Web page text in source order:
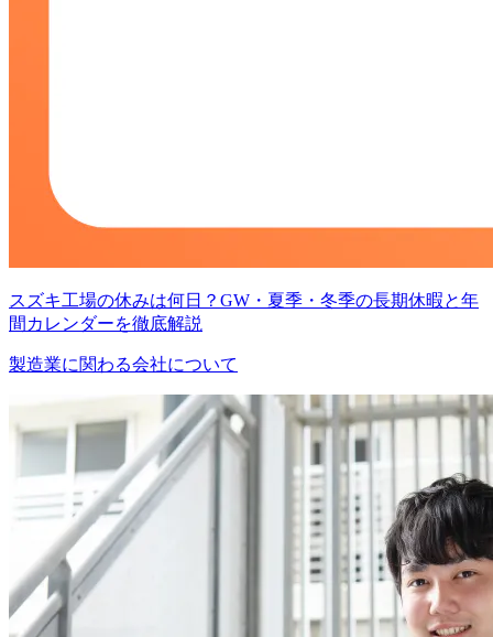
スズキ工場の休みは何日？GW・夏季・冬季の長期休暇と年
間カレンダーを徹底解説
製造業に関わる会社について